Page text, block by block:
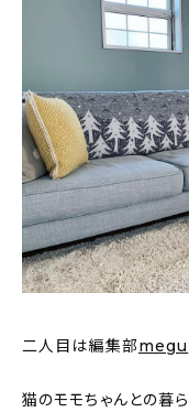
二人目は編集部megu
猫のモモちゃんとの暮